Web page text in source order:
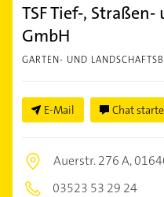
TSF Tief-,
GmbH
GARTEN- UND
E-Mail Chat
Auerstr. 276 A,
03523 53 29 24